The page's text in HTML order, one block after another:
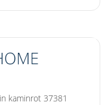
kaminrot 37381